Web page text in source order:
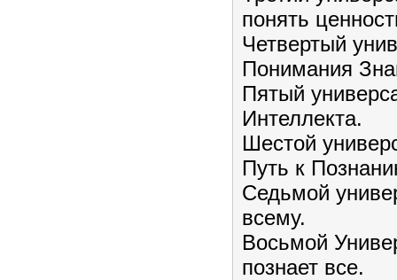
понять
Четвертый
Понимания
Пятый
Интеллекта.
Шестой
Путь к
Седьмой
всему.
Восьмой
познает все.